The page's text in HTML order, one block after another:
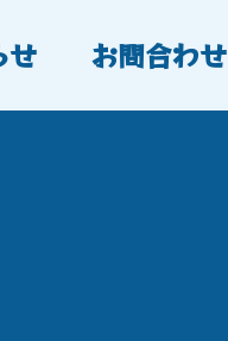
せ お問合わせ